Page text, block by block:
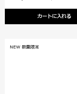
カートに入れる
NEW 数量限定